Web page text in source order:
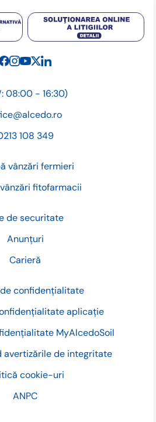
de securitate
Anunțuri
Carieră
confidențialitate
aplicație
MyAlcedoSoil
avertizările de integritate
cookie-uri
ANPC
08:00 - 16:30)
108 349
vânzări fermieri
fitofarmacii